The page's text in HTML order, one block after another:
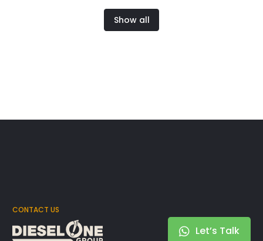
Show all
CONTACT US
Let’s Talk